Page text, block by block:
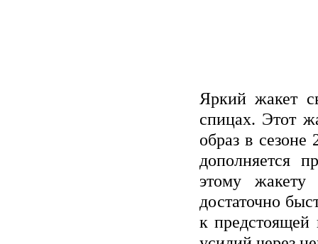
Яркий жакет
спицах. Этот
образ в
дополняется
этому жакету
достаточно
к предстоящей